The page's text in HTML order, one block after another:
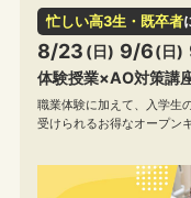
忙しい高3生・既卒者
8/23 (日) 9/6(日)
体験授業×AO対策講
職業体験に加えて、入学生
受けられるお得なオープン